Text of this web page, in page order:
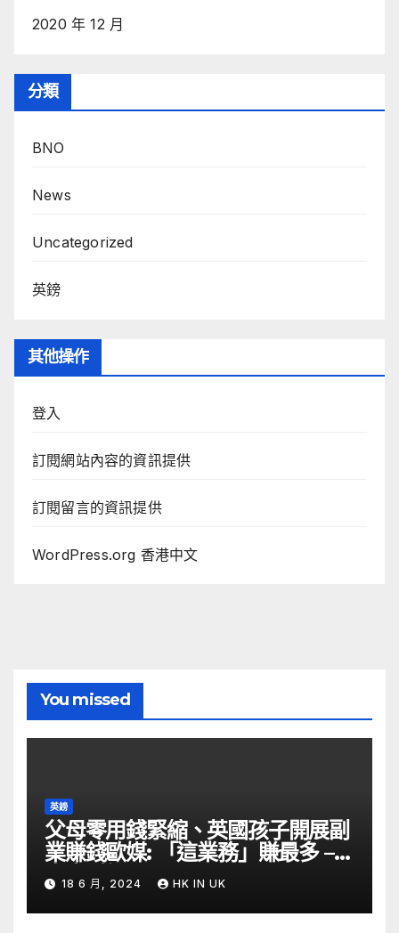
2020 年 12 月
分類
BNO
News
Uncategorized
英鎊
其他操作
登入
訂閱網站內容的資訊提供
訂閱留言的資訊提供
WordPress.org 香港中文
You missed
英鎊
父母零用錢緊縮、英國孩子開展副
業賺錢歐媒: 「這業務」賺最多 –
自由財經
18 6 月, 2024 HK IN UK